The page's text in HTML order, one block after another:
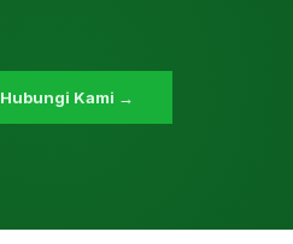
Hubungi Kami →